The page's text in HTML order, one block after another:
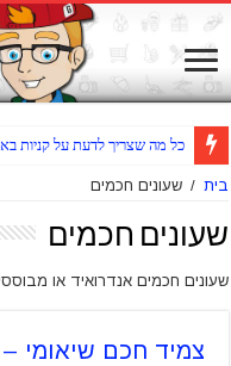
כל מה שצריך לדעת על קניות
בית / שעונים חכמים
שעונים חכמים
שעונים חכמים אנדרואיד או